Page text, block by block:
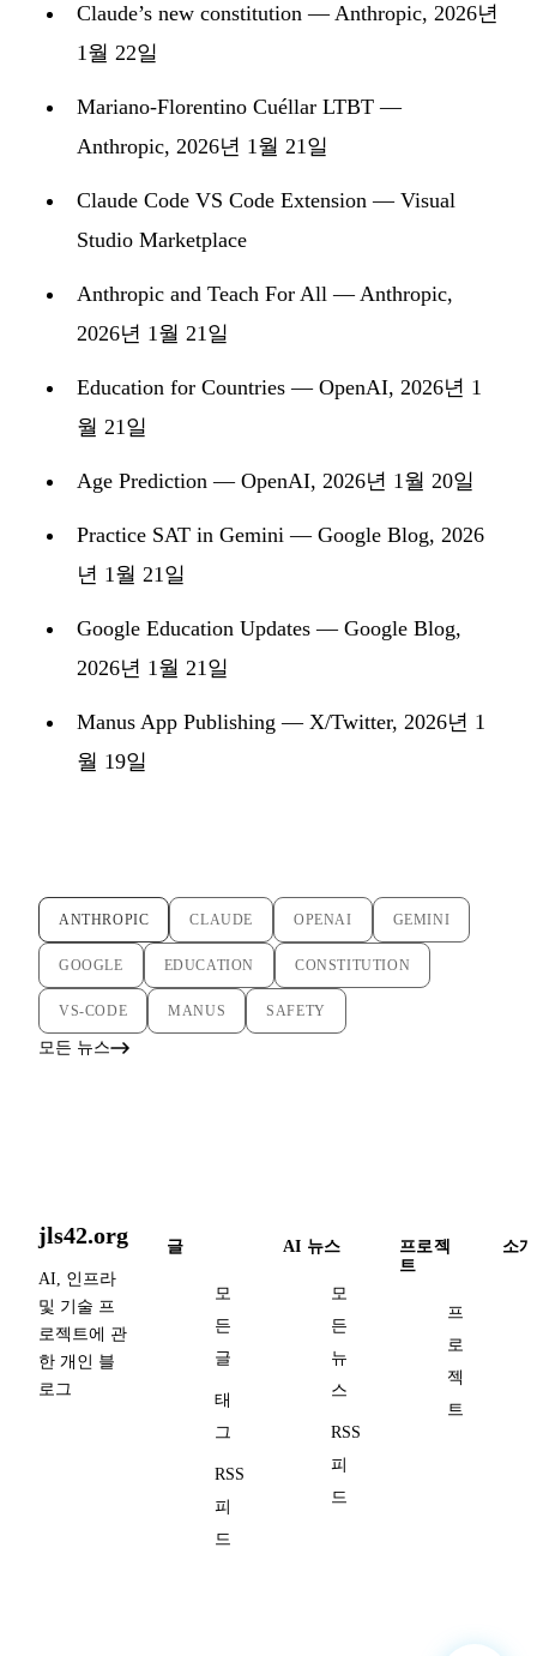
Claude’s new constitution — Anthropic, 2026년
1월 22일
Mariano-Florentino Cuéllar LTBT —
Anthropic, 2026년 1월 21일
Claude Code VS Code Extension — Visual
Studio Marketplace
Anthropic and Teach For All — Anthropic,
2026년 1월 21일
Education for Countries — OpenAI, 2026년 1
월 21일
Age Prediction — OpenAI, 2026년 1월 20일
Practice SAT in Gemini — Google Blog, 2026
년 1월 21일
Google Education Updates — Google Blog,
2026년 1월 21일
Manus App Publishing — X/Twitter, 2026년 1
월 19일
ANTHROPIC CLAUDE OPENAI GEMINI
GOOGLE EDUCATION CONSTITUTION
VS-CODE MANUS SAFETY
모든 뉴스
jls42.org
AI, 인프라
및 기술 프
로젝트에 관
한 개인 블
로그
글
모
든
글
태
그
RSS
피
드
AI 뉴스
모
든
뉴
스
RSS
피
드
프로젝
트
프
로
젝
트
소개